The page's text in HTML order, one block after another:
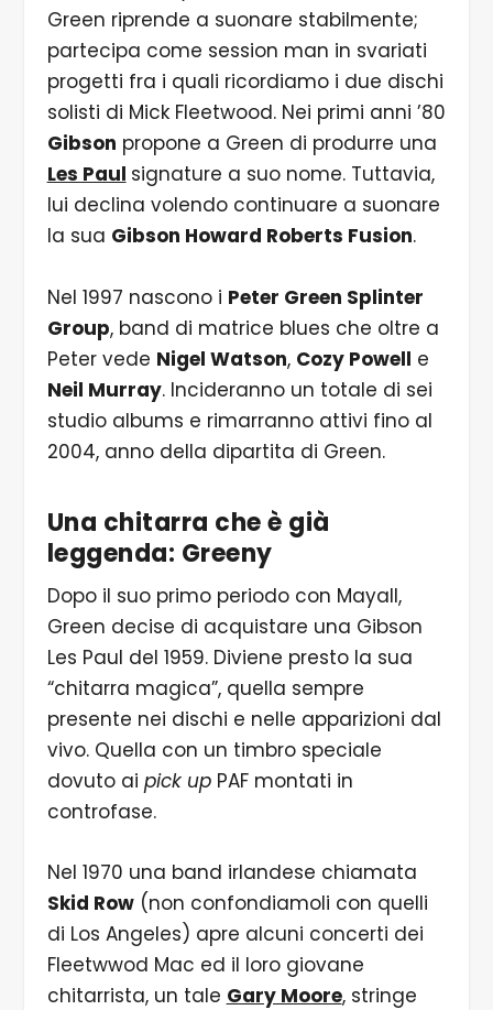
Green riprende a suonare stabilmente;
partecipa come session man in svariati
progetti fra i quali ricordiamo i due dischi
solisti di Mick Fleetwood. Nei primi anni ’80
Gibson propone a Green di produrre una
Les Paul signature a suo nome. Tuttavia,
lui declina volendo continuare a suonare
la sua Gibson Howard Roberts Fusion.
Nel 1997 nascono i Peter Green Splinter
Group, band di matrice blues che oltre a
Peter vede Nigel Watson, Cozy Powell e
Neil Murray. Incideranno un totale di sei
studio albums e rimarranno attivi fino al
2004, anno della dipartita di Green.
Una chitarra che è già
leggenda: Greeny
Dopo il suo primo periodo con Mayall,
Green decise di acquistare una Gibson
Les Paul del 1959. Diviene presto la sua
“chitarra magica”, quella sempre
presente nei dischi e nelle apparizioni dal
vivo. Quella con un timbro speciale
dovuto ai pick upPAF montati in
controfase.
Nel 1970 una band irlandese chiamata
Skid Row(non confondiamoli con quelli
di Los Angeles) apre alcuni concerti dei
Fleetwwod Mac ed il loro giovane
chitarrista, un tale Gary Moore, stringe